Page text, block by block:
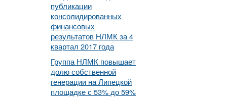
публикации
консолидированных
финансовых
результатов НЛМК за 4
квартал 2017 года
Группа НЛМК повышает
долю собственной
генерации на Липецкой
площадке с 53% до 59%